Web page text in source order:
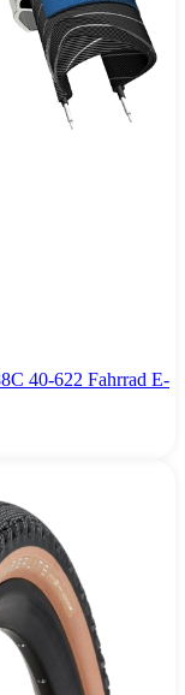
40-622 Fahrrad E-